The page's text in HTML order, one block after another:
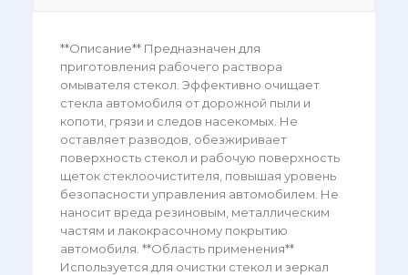
**Описание** Предназначен для
приготовления рабочего раствора
омывателя стекол. Эффективно очищает
стекла автомобиля от дорожной пыли и
копоти, грязи и следов насекомых. Не
оставляет разводов, обезжиривает
поверхность стекол и рабочую поверхность
щеток стеклоочистителя, повышая уровень
безопасности управления автомобилем. Не
наносит вреда резиновым, металлическим
частям и лакокрасочному покрытию
автомобиля. **Область применения**
Используется для очистки стекол и зеркал